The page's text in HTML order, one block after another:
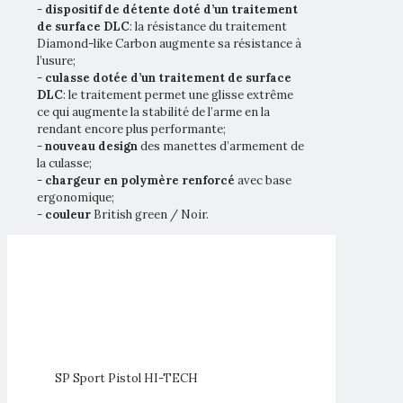
- dispositif de détente doté d’un traitement
de surface DLC: la résistance du traitement
Diamond-like Carbon augmente sa résistance à
l’usure;
- culasse dotée d’un traitement de surface
DLC: le traitement permet une glisse extrême
ce qui augmente la stabilité de l’arme en la
rendant encore plus performante;
-nouveau designdes manettes d’armement de
la culasse;
- chargeur en polymère renforcé avec base
ergonomique;
- couleur British green / Noir.
SP Sport Pistol HI-TECH